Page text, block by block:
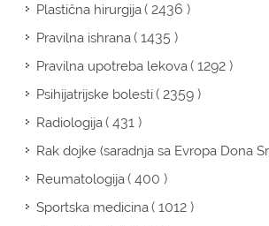
Plastična hirurgija( 2436 )
Pravilna ishrana( 1435 )
Pravilna upotreba lekova( 1292 )
Psihijatrijske bolesti( 2359 )
Radiologija( 431 )
Rak dojke (saradnja sa Evropa Dona
Reumatologija( 400 )
Sportska medicina( 1012 )